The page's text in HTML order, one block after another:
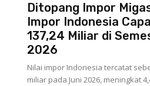
Ditopang Impor
Impor Indonesia
137,24 Miliar di
2026
Nilai impor Indonesia tercatat
miliar pada Juni 2026, meningkat